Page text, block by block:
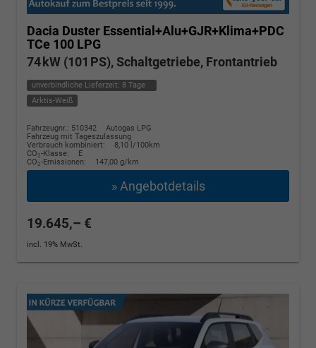
Dacia Duster Essential+Alu+GJR+Klima+PDC
TCe 100 LPG
74 kW (101 PS), Schaltgetriebe, Frontantrieb
unverbindliche Lieferzeit: 8 Tage
Arktis-Weiß
Fahrzeugnr.: 510342
Autogas LPG
Fahrzeug mit Tageszulassung
Verbrauch kombiniert:
8,10 l/100km
CO2-Klasse:
E
CO2-Emissionen: 147,00 g/km
» Angebotdetails
19.645,– €
incl. 19% MwSt.